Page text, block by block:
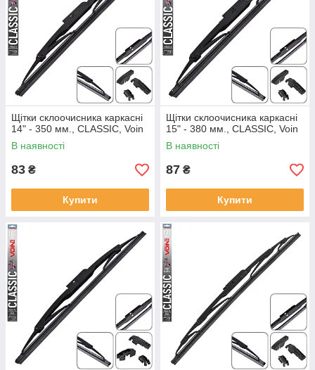
Щітки склоочисника каркасні
14" - 350 мм., CLASSIC, Voin
В наявності
83 ₴
Купити
Щітки склоочисника каркасні
15" - 380 мм., CLASSIC, Voin
В наявності
87 ₴
Купити